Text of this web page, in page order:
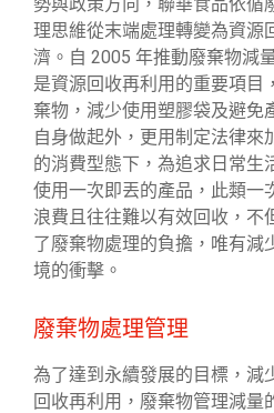
理思維從末端處理轉變為資源
濟。自 2005 年推動廢棄物減
是資源回收再利用的重要項目
棄物，減少使用塑膠袋及避免
自身做起外，更用制定法律來
的消費型態下，為追求日常生
使用一次即丟的產品，此類一
浪費且往往難以有效回收，不
了廢棄物處理的負擔，唯有減
境的衝擊。
廢棄物處理管理
為了達到永續發展的目標，減
回收再利用，廢棄物管理減量